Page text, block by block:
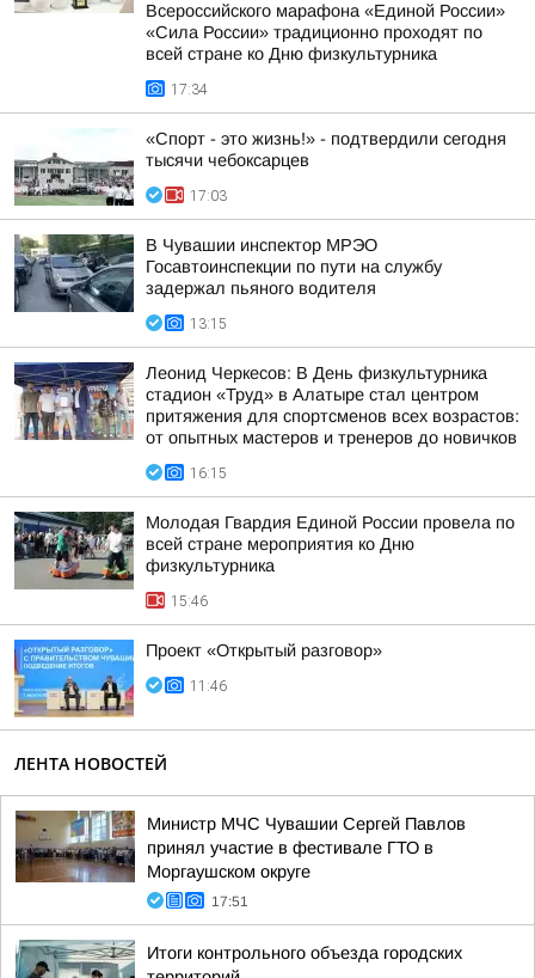
Всероссийского марафона «Единой России»
«Сила России» традиционно проходят по
всей стране ко Дню физкультурника
17:34
«Спорт - это жизнь!» - подтвердили сегодня
тысячи чебоксарцев
17:03
В Чувашии инспектор МРЭО
Госавтоинспекции по пути на службу
задержал пьяного водителя
13:15
Леонид Черкесов: В День физкультурника
стадион «Труд» в Алатыре стал центром
притяжения для спортсменов всех возрастов:
от опытных мастеров и тренеров до новичков
16:15
Молодая Гвардия Единой России провела по
всей стране мероприятия ко Дню
физкультурника
15:46
Проект «Открытый разговор»
11:46
ЛЕНТА НОВОСТЕЙ
Министр МЧС Чувашии Сергей Павлов
принял участие в фестивале ГТО в
Моргаушском округе
17:51
Итоги контрольного объезда городских